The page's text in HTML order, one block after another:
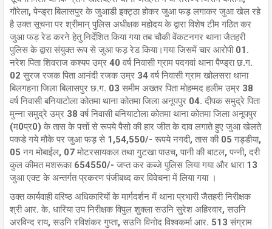
गौरेला, पेन्ड्रा बिलासपुर के जुआडी इक्ट्ठा होकर जुआ फड़ लगाकर जुआ खेल रहे
है उक्त सूचना पर श्रीमान् पुलिस अधीक्षक महोदय के द्वारा विशेष टीम गठित कर
जुआ फड़ रेड करने हेतु निर्देशित किया गया तब चौकी वेंकटनगर थाना जैतहरी
पुलिस के द्वारा संयुक्त रूप से जुआ फड़ रेड किया।गया जिसमें चार आरोपी 01.
नरेश पिता शिवराज कश्यप उम्र 40 वर्ष निवासी ग्राम पदगवां थाना पैण्ड्रा छ.ग.
02 सुरज रजक पिता आनंदी रजक उम्र 34 वर्ष निवासी ग्राम खोलसरा थाना
बिलगहना जिला बिलासपुर छ.ग. 03 समीम अख्तर पिता मोहम्मद हलीम उम्र 38
वर्ष निवासी बनियाटोला कोतमा थाना कोतमा जिला अनूपपुर 04. दीपक समुद्रे पिता
मुन्ना समुद्रे उम्र 38 वर्ष निवासी बनियाटोला कोतमा थाना कोतमा जिला अनूपपुर
(म0प्र0) के तास के पत्तों से रूपये पैसो की हार जीत के दाव लगाते हुए जुआ खेलते
पकडे गये मौके पर जुआ फड़ से 1,54,550/- रूपये नगदी, तास की 05 गड्डीया,
05 नग मोबाईल, 07 मोटरसायकल तथा गुटखा पाउच, पानी की बाटल, पन्नी, दरी
कुल कीमत मशरूका 654550/- जप्त कर कब्जे पुलिस लिया गया और धारा 13
जुआ एक्ट के अन्तर्गत प्रकरण पंजीबध्द कर विवेचना में लिया गया ।
उक्त कार्यवाही वरिष्ठ अधिकारियों के मार्गदर्शन में थाना प्रभारी जैतहरी निरीक्षक
श्री आर. के. धारिया उप निरीक्षक विपुल शुक्ला सउनि सुरेश अहिरवार, सउनि
अरविन्द राय, सउनि रविशंकर गुप्ता, सउनि विनोद विश्वकर्मा आर. 513 संग्राम